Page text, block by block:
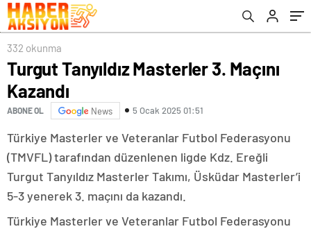
332 okunma
Turgut Tanyıldız Masterler 3. Maçını
Kazandı
ABONE OL News 5 Ocak 2025 01:51
Türkiye Masterler ve Veteranlar Futbol Federasyonu
(TMVFL) tarafından düzenlenen ligde Kdz. Ereğli
Turgut Tanyıldız Masterler Takımı, Üsküdar Masterler’i
5-3 yenerek 3. maçını da kazandı.
Türkiye Masterler ve Veteranlar Futbol Federasyonu